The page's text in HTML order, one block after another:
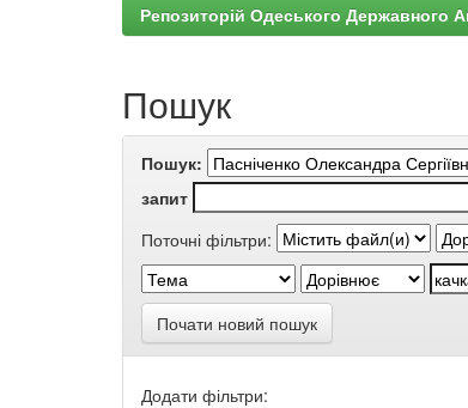
Репозиторій Одеського
Пошук
Пошук:
запит
Поточні фільтри:
Почати новий пошук
Додати фільтри: